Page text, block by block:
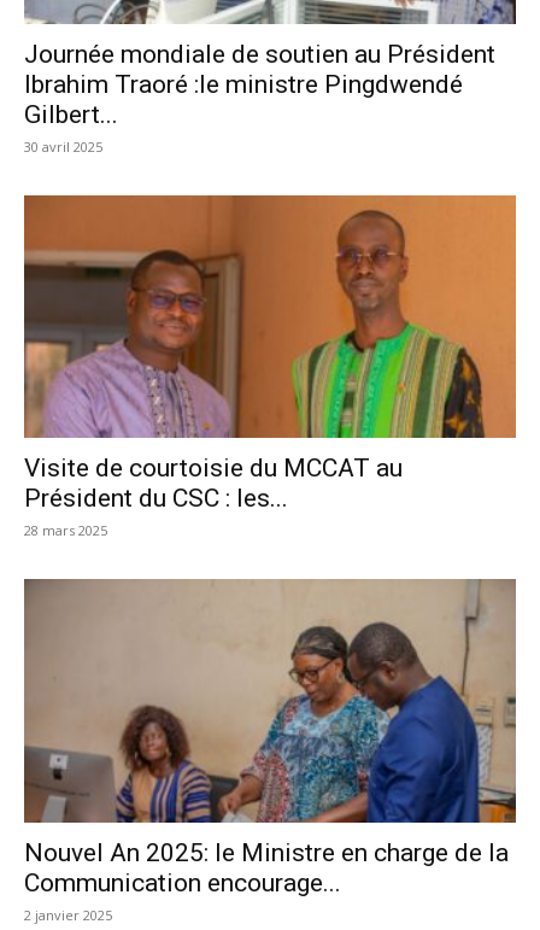
Journée mondiale de soutien au Président
Ibrahim Traoré :le ministre Pingdwendé
Gilbert...
30 avril 2025
Visite de courtoisie du MCCAT au
Président du CSC : les...
28 mars 2025
Nouvel An 2025: le Ministre en charge de la
Communication encourage...
2 janvier 2025